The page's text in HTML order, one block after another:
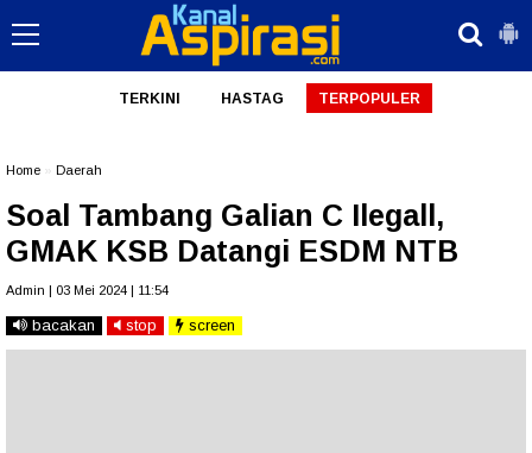
TERKINI HASTAG TERPOPULER
Home Daerah
Soal Tambang Galian C Ilegall,
GMAK KSB Datangi ESDM NTB
Admin | 03 Mei 2024 | 11:54
bacakan stop screen